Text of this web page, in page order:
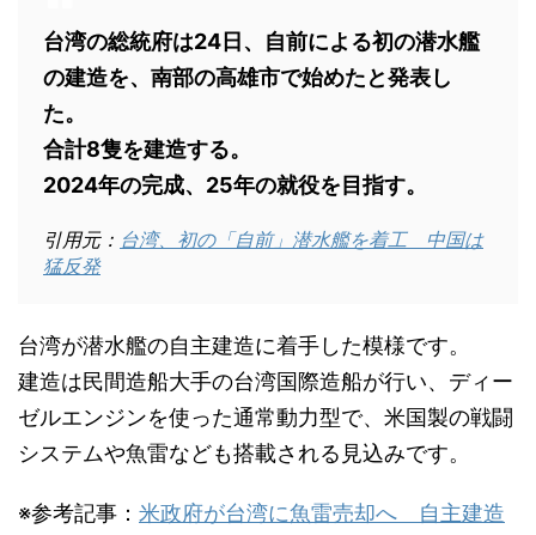
台湾の総統府は24日、自前による初の潜水艦
の建造を、南部の高雄市で始めたと発表し
た。
合計8隻を建造する。
2024年の完成、25年の就役を目指す。
引用元： 台湾、初の「自前」潜水艦を着工 中国は
猛反発
台湾が潜水艦の自主建造に着手した模様です。
建造は民間造船大手の台湾国際造船が行い、ディー
ゼルエンジンを使った通常動力型で、米国製の戦闘
システムや魚雷なども搭載される見込みです。
※参考記事： 米政府が台湾に魚雷売却へ 自主建造